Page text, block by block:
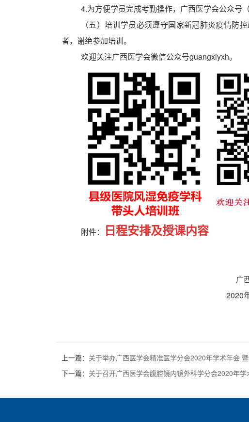
4.为方便学员完成考勤操作，广西医学会公众号（
（五）培训学员必须遵守国家新冠肺炎疫情防
者，谢绝参加培训。
欢迎关注广西医学会微信公众号guangxiyxh。
附件： 日程安排及授课内容
广
2020
上一篇： 关于举办广西医学会精准医学分会2020年学术年会
下一篇： 关于召开广西医学会腹腔镜内镜外科学分会2020年